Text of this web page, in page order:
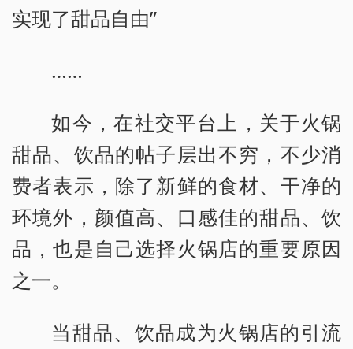
实现了甜品自由”
……
如今，在社交平台上，关于火锅
甜品、饮品的帖子层出不穷，不少消
费者表示，除了新鲜的食材、干净的
环境外，颜值高、口感佳的甜品、饮
品，也是自己选择火锅店的重要原因
之一。
当甜品、饮品成为火锅店的引流